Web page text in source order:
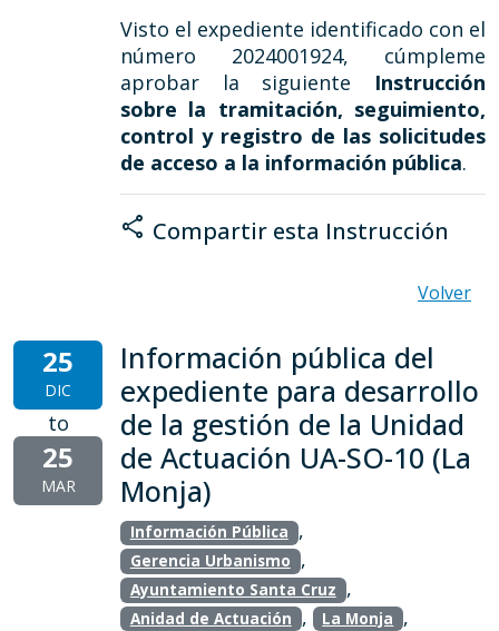
Visto el expediente identificado con el
número 2024001924, cúmpleme
aprobar la siguiente Instrucción
sobre la tramitación, seguimiento,
control y registro de las solicitudes
de acceso a la información pública.
share Compartir esta Instrucción
Volver
25
DIC
to
25
MAR
Información pública del
expediente para desarrollo
de la gestión de la Unidad
de Actuación UA-SO-10 (La
Monja)
Información Pública ,
Gerencia Urbanismo ,
Ayuntamiento Santa Cruz ,
Anidad de Actuación , La Monja ,